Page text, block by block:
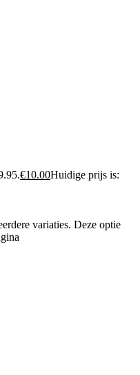
€10.00Huidige prijs is:
variaties. Deze optie